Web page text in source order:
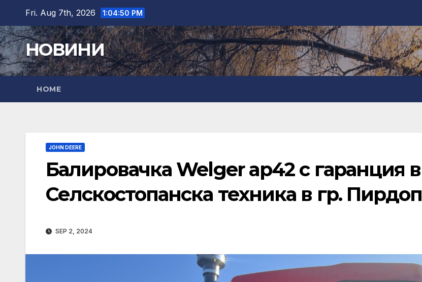
content
Fri. Aug 7th, 2026 1:04:51 PM
НОВИНИ
HOME
JOHN DEERE
Балировачка Welger ap42 с гаранция в
Селскостопанска техника в гр. Пирдоп
SEP 2, 2024